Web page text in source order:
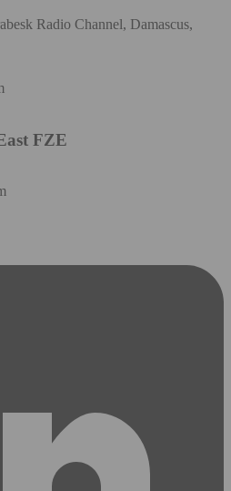
Radio Channel, Damascus,
FZE